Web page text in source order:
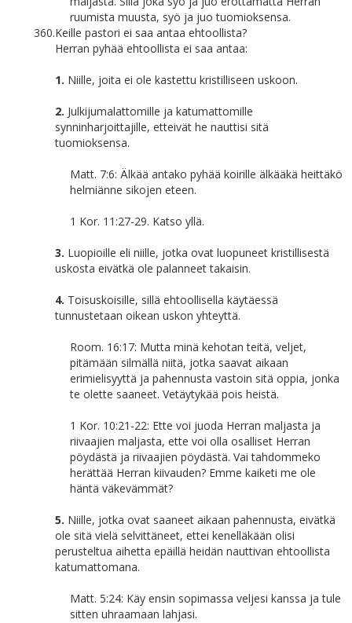
ruumista muusta, syö ja juo tuomioksensa.
360.Keille pastori ei saa antaa ehtoollista?
Herran pyhää ehtoollista ei saa antaa:
1. Niille, joita ei ole kastettu kristilliseen uskoon.
2. Julkijumalattomille ja katumattomille
synninharjoittajille, etteivät he nauttisi sitä
tuomioksensa.
Matt. 7:6: Älkää antako pyhää koirille älkääkä heittäkö
helmiänne sikojen eteen.
1 Kor. 11:27-29. Katso yllä.
3. Luopioille eli niille, jotka ovat luopuneet kristillisestä
uskosta eivätkä ole palanneet takaisin.
4. Toisuskoisille, sillä ehtoollisella käytäessä
tunnustetaan oikean uskon yhteyttä.
Room. 16:17: Mutta minä kehotan teitä, veljet,
pitämään silmällä niitä, jotka saavat aikaan
erimielisyyttä ja pahennusta vastoin sitä oppia, jonka
te olette saaneet. Vetäytykää pois heistä.
1 Kor. 10:21-22: Ette voi juoda Herran maljasta ja
riivaajien maljasta, ette voi olla osalliset Herran
pöydästä ja riivaajien pöydästä. Vai tahdommeko
herättää Herran kiivauden? Emme kaiketi me ole
häntä väkevämmät?
5. Niille, jotka ovat saaneet aikaan pahennusta, eivätkä
ole sitä vielä selvittäneet, ettei kenelläkään olisi
perusteltua aihetta epäillä heidän nauttivan ehtoollista
katumattomana.
Matt. 5:24: Käy ensin sopimassa veljesi kanssa ja tule
sitten uhraamaan lahjasi.